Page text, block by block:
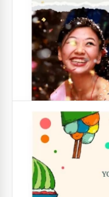
Google Docs